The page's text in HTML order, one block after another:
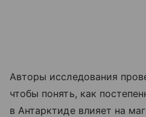
Авторы исследования
чтобы понять, как
в Антарктиде влияет на